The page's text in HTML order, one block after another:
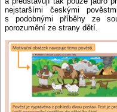
nejstaršími českými
s podobnými příběhy ze
porozumění ze strany dětí.